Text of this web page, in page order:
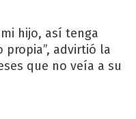
hijo, así tenga
propia”, advirtió la
que no veía a su